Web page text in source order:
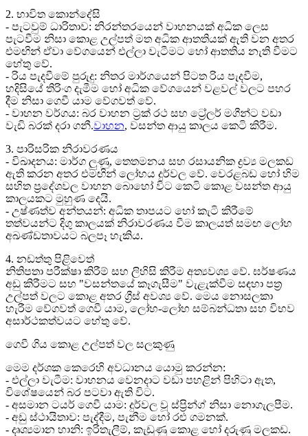
2. භාවිත කොන්දේසි
- පැටවුම් ධාරිතාව: නිරන්තරයෙන් වාහනයක් අධික ලෙස
පැටවීම නිසා කොළ උල්පත් මත අධික ආතතියක් ඇති වන අතර
එමඟින් ඒවා වේගයෙන් එල්ලා වැටීමට හෝ ආතතිය නැති වීමට
හේතු වේ.
- රිය පැදවීමේ පුරුදු: නිතර මාර්ගයෙන් පිටත රිය පැදවීම,
හදිසියේ තිරිංග දැමීම හෝ අධික වේගයෙන් වළවල් වලට පහර
දීම නිසා ගෙවී යාම වේගවත් වේ.
- වාහන වර්ගය: බර වාහන ට්‍රක් රථ සහ ට්‍රේලර් මගීන්ට වඩා
වැඩි බරක් දරා ගනී.වාහන, වසන්ත ආයු කාලය කෙටි කිරීම.
3. පාරිසරික නිරාවරණය
- විඛාදනය: මාර්ග ලුණු, තෙතමනය සහ රසායනික ද්‍රව්‍ය මලකඩ
ඇති කරන අතර එමඟින් ලෝහය දුර්වල වේ. වෙරළබඩ හෝ හිම
සහිත ප්‍රදේශවල වාහන බොහෝ විට කෙටි කොළ වසන්ත ආයු
කාලයකට මුහුණ දෙයි.
- උෂ්ණත්ව අන්තයන්: අධික තාපයට හෝ කැටි කිරීමේ
තත්වයන්ට දිගු කාලයක් නිරාවරණය වීම කාලයත් සමඟ ලෝහ
අඛණ්ඩතාවයට බලපෑ හැකිය.
4. නඩත්තු පිළිවෙත්
නිතිපතා පරීක්ෂා කිරීම් සහ ලිහිසි කිරීම අත්‍යවශ්‍ය වේ. ඝර්ෂණය
අඩු කිරීමට සහ "වසන්තයේ කෑගැසීම" වැළැක්වීම සඳහා පත්‍ර
උල්පත් වලට කොළ අතර ග්‍රීස් අවශ්‍ය වේ. මෙය නොසලකා
හැරීම වේගවත් ගෙවී යාම, ලෝහ-ලෝහ සම්බන්ධතා සහ විභව
අසාර්ථකත්වයට හේතු වේ.
ගෙවී ගිය කොළ උල්පත් වල සලකුණු
මෙම දර්ශක කෙරෙහි අවධානය යොමු කරන්න:
- එල්ලා වැටීම: වාහනය වෙනදාට වඩා පහළින් පිහිටා ඇත,
විශේෂයෙන් බර පටවා ඇති විට.
- අසමාන ටයර් ගෙවී යාම: දුර්වල වූ ස්ප්‍රින්ග් නිසා නොගැලපීම.
- අඩු ස්ථායිතාව: පැද්දීම, පැනීම හෝ රළු ගමනක්.
- දෘශ්‍යමාන හානි: ඉරිතැලීම්, කැඩුණු කොළ හෝ දරුණු මලකඩ.